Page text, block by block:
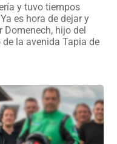
y tuvo tiempos
es hora de dejar y
Domenech, hijo del
la avenida Tapia de